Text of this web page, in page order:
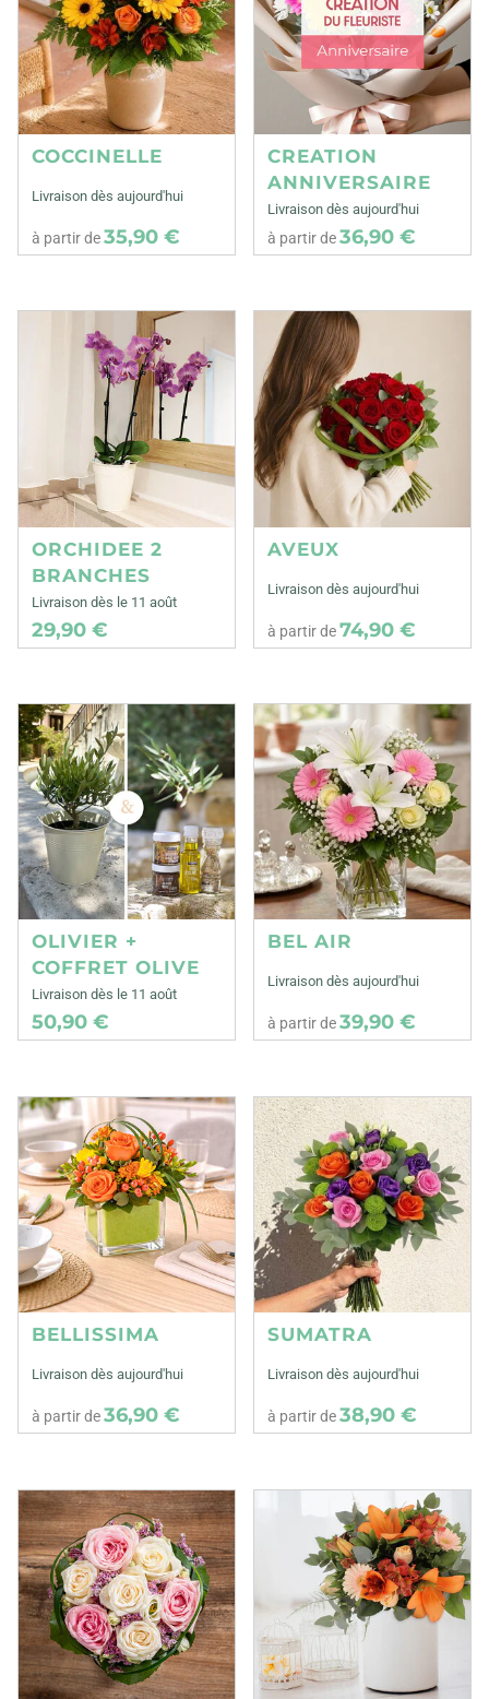
COCCINELLE
Livraison dès aujourd'hui
à partir de35,90 €
CREATION
ANNIVERSAIRE
Livraison dès aujourd'hui
à partir de36,90 €
ORCHIDEE 2
BRANCHES
Livraison dès le 11 août
29,90 €
AVEUX
Livraison dès aujourd'hui
à partir de74,90 €
OLIVIER +
COFFRET OLIVE
Livraison dès le 11 août
50,90 €
BEL AIR
Livraison dès aujourd'hui
à partir de39,90 €
BELLISSIMA
Livraison dès aujourd'hui
à partir de36,90 €
SUMATRA
Livraison dès aujourd'hui
à partir de38,90 €